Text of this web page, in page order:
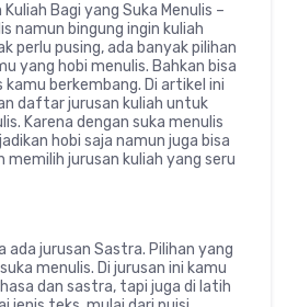
Bagi yang Suka Menulis –
namun bingung ingin kuliah
perlu pusing, ada banyak pilihan
yang hobi menulis. Bahkan bisa
berkembang. Di artikel ini
daftar jurusan kuliah untuk
Karena dengan suka menulis
hobi saja namun juga bisa
jurusan kuliah yang seru
ada jurusan Sastra. Pilihan yang
menulis. Di jurusan ini kamu
dan sastra, tapi juga di latih